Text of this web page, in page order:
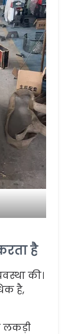
है
की।
है,
लकड़ी